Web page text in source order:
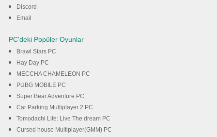
Discord
Email
PC'deki Popüler Oyunlar
Brawl Stars PC
Hay Day PC
MECCHA CHAMELEON PC
PUBG MOBILE PC
Super Bear Adventure PC
Car Parking Multiplayer 2 PC
Tomodachi Life: Live The dream PC
Cursed house Multiplayer(GMM) PC